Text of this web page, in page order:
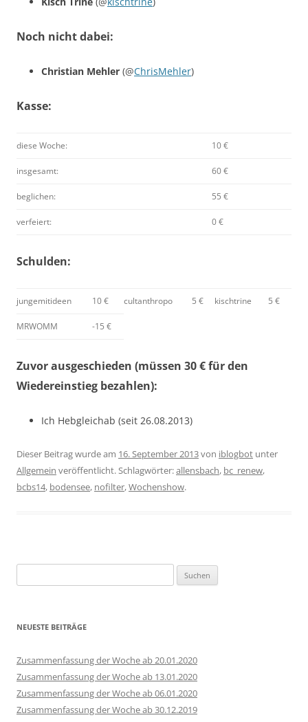
Noch nicht dabei:
Christian Mehler (@ChrisMehler)
Kasse:
diese Woche: 10 €
insgesamt: 60 €
beglichen: 55 €
verfeiert: 0 €
Schulden:
jungemitideen 10 € cultanthropo 5 € kischtrine 5 €
MRWOMM -15 €
Zuvor ausgeschieden (müssen 30 € für den
Wiedereinstieg bezahlen):
Ich Hebgleichab (seit 26.08.2013)
Dieser Beitrag wurde am 16. September 2013von iblogbot unter
Allgemein veröffentlicht. Schlagwörter:allensbach, bc_renew,
bcbs14, bodensee, nofilter,Wochenshow.
nach:
NEUESTE BEITRÄGE
Zusammenfassung der Woche ab 20.01.2020
Zusammenfassung der Woche ab 13.01.2020
Zusammenfassung der Woche ab 06.01.2020
Zusammenfassung der Woche ab 30.12.2019